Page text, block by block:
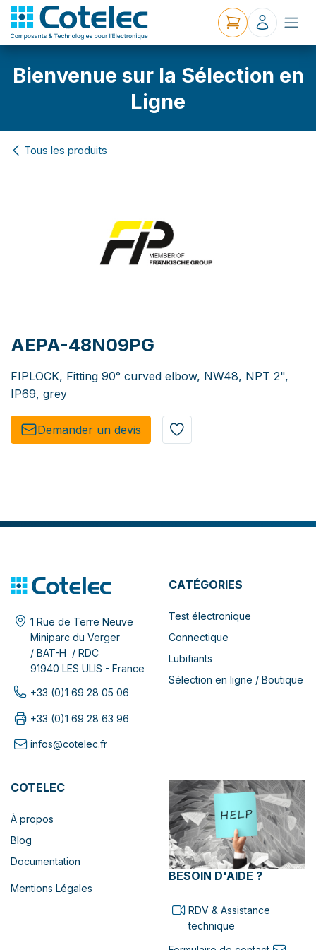
Bienvenue sur la Sélection en
Ligne
Tous les produits
AEPA-48N09PG
FIPLOCK, Fitting 90° curved elbow, NW48, NPT 2",
IP69, grey
Demander un de​​vis​​
1 Rue de Terre Neuve
Miniparc du Verger
/ BAT-H / RDC
91940 LES ULIS - France
+33 (0)1 69 28 05 06
+33 (0)1 69 28 63 96
infos@cotelec.fr
CATÉGORIES
Test électronique
Connectique
Lubifiants
Sélection en ligne / Boutique
COTELEC
À propos
Blog
Documentation
Mentions Légales
BESOIN D'AIDE ?
RDV & Assistance
technique